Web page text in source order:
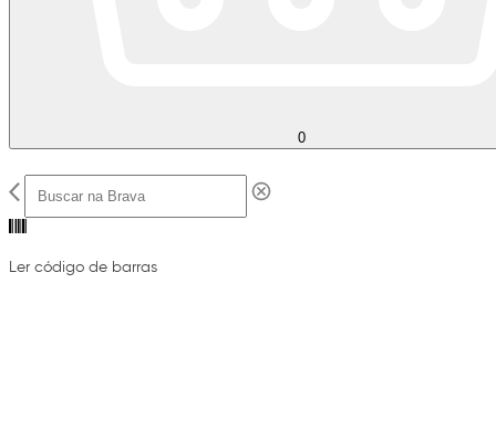
0
Ler código de barras